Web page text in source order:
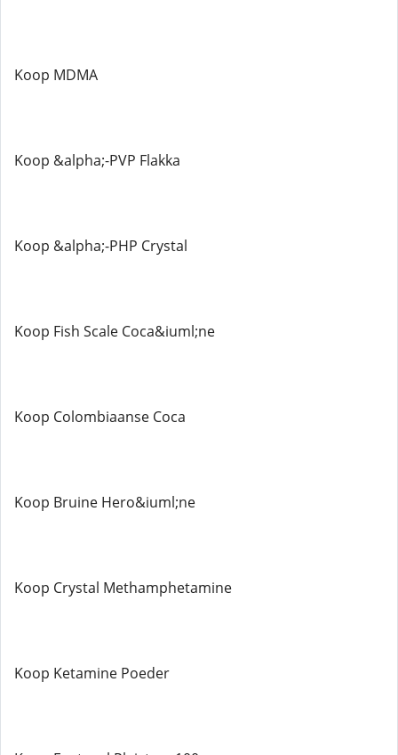
Koop MDMA
Koop &alpha;-PVP Flakka
Koop &alpha;-PHP Crystal
Koop Fish Scale Coca&iuml;ne
Koop Colombiaanse Coca
Koop Bruine Hero&iuml;ne
Koop Crystal Methamphetamine
Koop Ketamine Poeder